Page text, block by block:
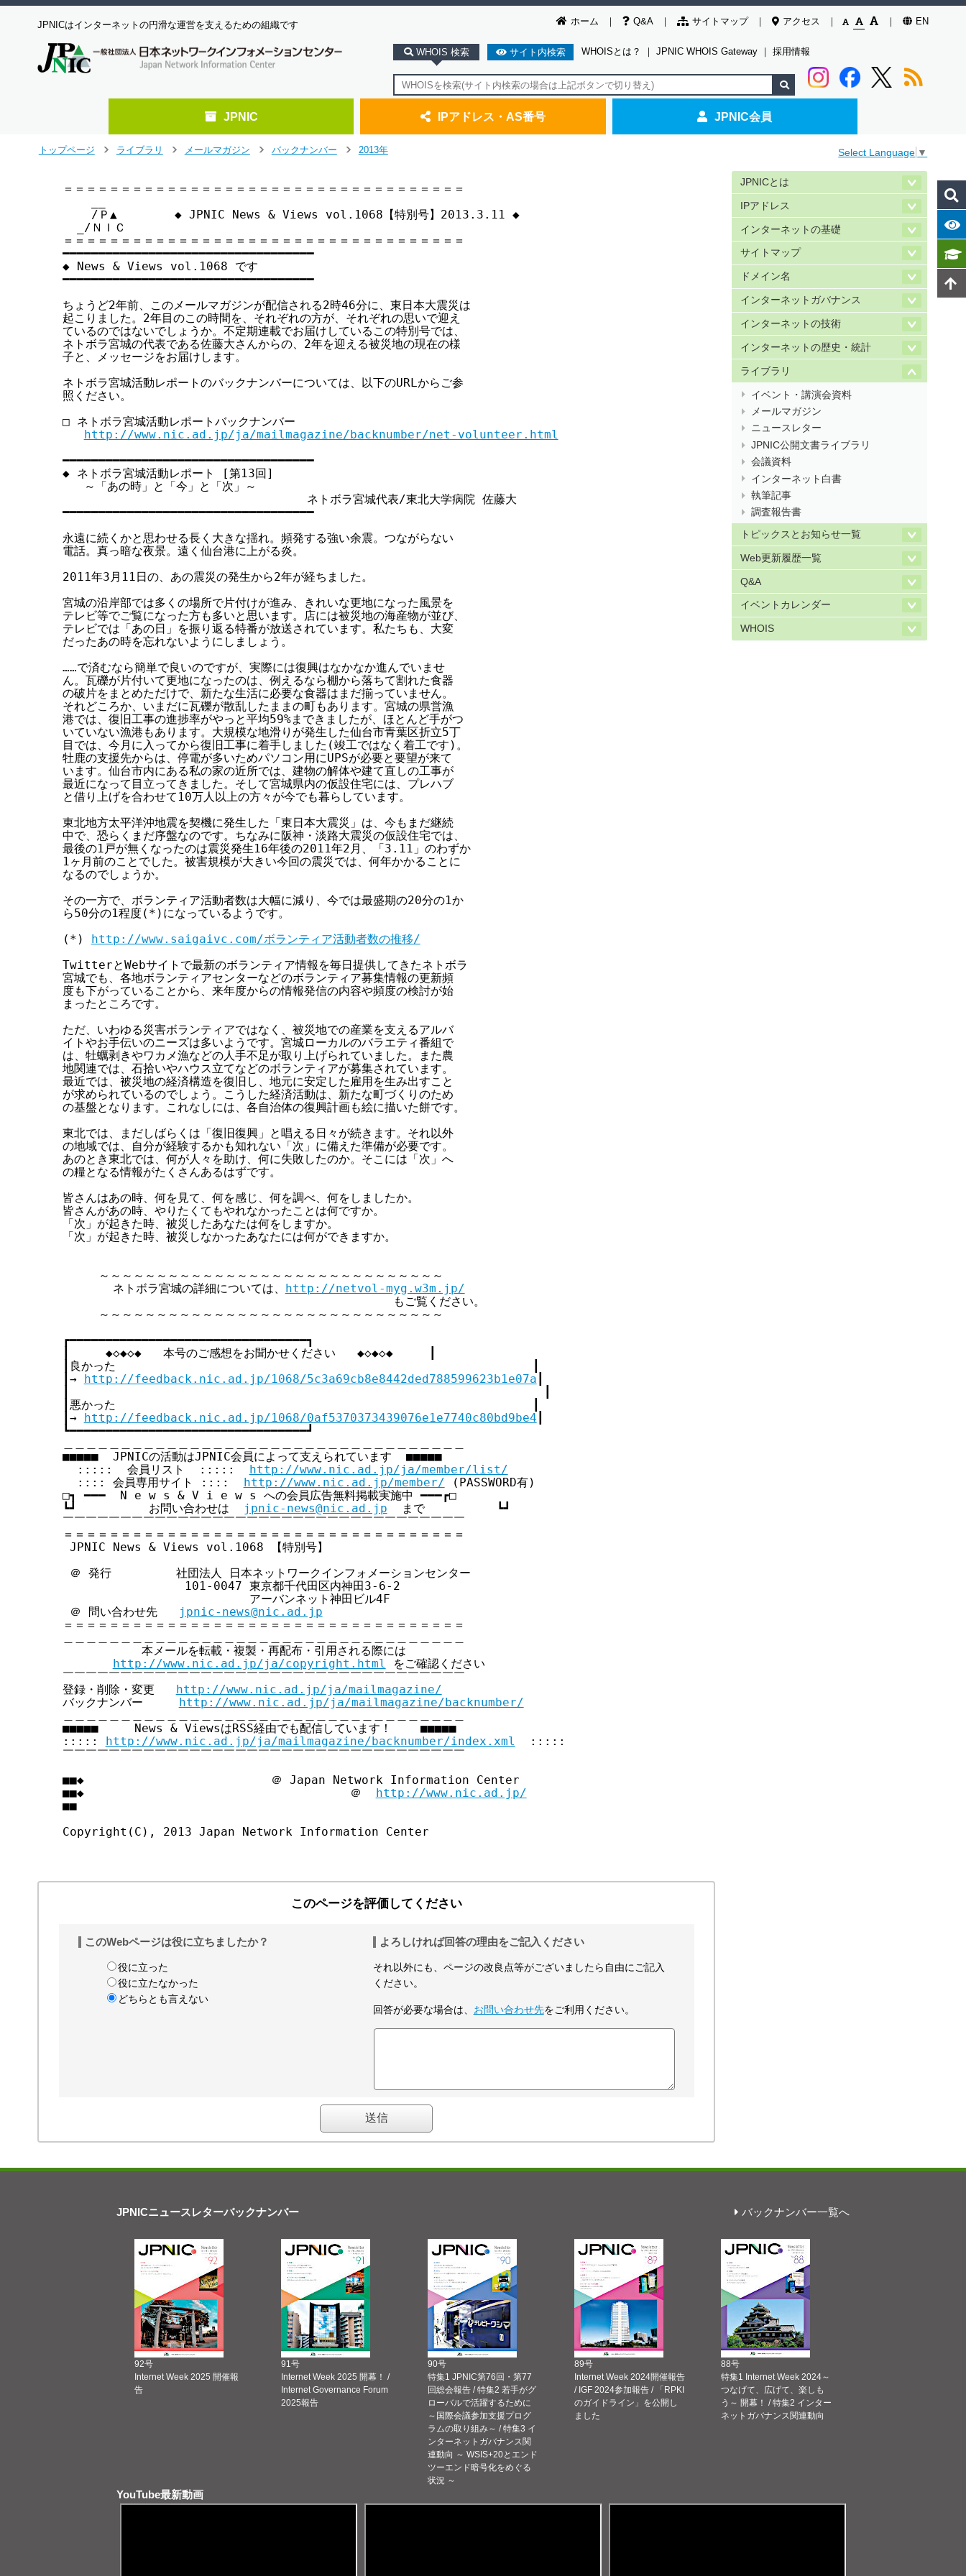
ホーム Q&A サイトマップ アクセス EN
JPNICはインターネットの円滑な運営を支えるための組織です
WHOIS 検索 サイト内検索 WHOISとは？ ｜ JPNIC WHOIS Gateway ｜ 採用情報
JPNIC IPアドレス・AS番号 JPNIC会員
トップページ
ライブラリ
メールマガジン
バックナンバー
2013年 Select Language ▼
＝＝＝＝＝＝＝＝＝＝＝＝＝＝＝＝＝＝＝＝＝＝＝＝＝＝＝＝＝＝＝＝＝＝＝
    /Ｐ▲        ◆ JPNIC News & Views vol.1068【特別号】2013.3.11 ◆
  _/ＮＩＣ
＝＝＝＝＝＝＝＝＝＝＝＝＝＝＝＝＝＝＝＝＝＝＝＝＝＝＝＝＝＝＝＝＝＝＝
━━━━━━━━━━━━━━━━━━━━━━━━━━━━━━━━━━━
◆ News & Views vol.1068 です
━━━━━━━━━━━━━━━━━━━━━━━━━━━━━━━━━━━
ちょうど2年前、このメールマガジンが配信される2時46分に、東日本大震災は
起こりました。2年目のこの時間を、それぞれの方が、それぞれの思いで迎え
ているのではないでしょうか。不定期連載でお届けしているこの特別号では、
ネトボラ宮城の代表である佐藤大さんからの、2年を迎える被災地の現在の様
子と、メッセージをお届けします。
ネトボラ宮城活動レポートのバックナンバーについては、以下のURLからご参
照ください。
□ ネトボラ宮城活動レポートバックナンバー
http://www.nic.ad.jp/ja/mailmagazine/backnumber/net-volunteer.html
━━━━━━━━━━━━━━━━━━━━━━━━━━━━━━━━━━━
◆ ネトボラ宮城活動レポート [第13回]
   ～「あの時」と「今」と「次」～
                                  ネトボラ宮城代表/東北大学病院 佐藤大
━━━━━━━━━━━━━━━━━━━━━━━━━━━━━━━━━━━
永遠に続くかと思わせる長く大きな揺れ。頻発する強い余震。つながらない
電話。真っ暗な夜景。遠く仙台港に上がる炎。
2011年3月11日の、あの震災の発生から2年が経ちました。
宮城の沿岸部では多くの場所で片付けが進み、きれいな更地になった風景を
テレビ等でご覧になった方も多いと思います。店には被災地の海産物が並び、
テレビでは「あの日」を振り返る特番が放送されています。私たちも、大変
だったあの時を忘れないようにしましょう。
……で済むなら簡単で良いのですが、実際には復興はなかなか進んでいませ
ん。瓦礫が片付いて更地になったのは、例えるなら棚から落ちて割れた食器
の破片をまとめただけで、新たな生活に必要な食器はまだ揃っていません。
それどころか、いまだに瓦礫が散乱したままの町もあります。宮城の県営漁
港では、復旧工事の進捗率がやっと平均59%まできましたが、ほとんど手がつ
いていない漁港もあります。大規模な地滑りが発生した仙台市青葉区折立5丁
目では、今月に入ってから復旧工事に着手しました(竣工ではなく着工です)。
牡鹿の支援先からは、停電が多いためパソコン用にUPSが必要と要望が来て
います。仙台市内にある私の家の近所では、建物の解体や建て直しの工事が
最近になって目立ってきました。そして宮城県内の仮設住宅には、プレハブ
と借り上げを合わせて10万人以上の方々が今でも暮らしています。
東北地方太平洋沖地震を契機に発生した「東日本大震災」は、今もまだ継続
中で、恐らくまだ序盤なのです。ちなみに阪神・淡路大震災の仮設住宅では、
最後の1戸が無くなったのは震災発生16年後の2011年2月、「3.11」のわずか
1ヶ月前のことでした。被害規模が大きい今回の震災では、何年かかることに
なるのでしょうか。
その一方で、ボランティア活動者数は大幅に減り、今では最盛期の20分の1か
ら50分の1程度(*)になっているようです。
(*) http://www.saigaivc.com/ボランティア活動者数の推移/
TwitterとWebサイトで最新のボランティア情報を毎日提供してきたネトボラ
宮城でも、各地ボランティアセンターなどのボランティア募集情報の更新頻
度も下がっていることから、来年度からの情報発信の内容や頻度の検討が始
まったところです。
ただ、いわゆる災害ボランティアではなく、被災地での産業を支えるアルバ
イトやお手伝いのニーズは多いようです。宮城ローカルのバラエティ番組で
は、牡蠣剥きやワカメ漁などの人手不足が取り上げられていました。また農
地関連では、石拾いやハウス立てなどのボランティアが募集されています。
最近では、被災地の経済構造を復旧し、地元に安定した雇用を生み出すこと
が求められているのでしょう。こうした経済活動は、新たな町づくりのため
の基盤となります。これなしには、各自治体の復興計画も絵に描いた餅です。
東北では、まだしばらくは「復旧復興」と唱える日々が続きます。それ以外
の地域では、自分が経験するかも知れない「次」に備えた準備が必要です。
あのとき東北では、何が人々を助け、何に失敗したのか。そこには「次」へ
の糧となる情報がたくさんあるはずです。
皆さんはあの時、何を見て、何を感じ、何を調べ、何をしましたか。
皆さんがあの時、やりたくてもやれなかったことは何ですか。
「次」が起きた時、被災したあなたは何をしますか。
「次」が起きた時、被災しなかったあなたには何ができますか。
     ～～～～～～～～～～～～～～～～～～～～～～～～～～～～～～
       ネトボラ宮城の詳細については、
http://netvol-myg.w3m.jp/
                                              もご覧ください。
     ～～～～～～～～～～～～～～～～～～～～～～～～～～～～～～
┏━━━━━━━━━━━━━━━━━━━━━━━━━━━━━━━━━┓
┃     ◆◇◆◇◆   本号のご感想をお聞かせください   ◆◇◆◇◆     ┃
┃良かった                                                          ┃
┃→ http://feedback.nic.ad.jp/1068/5c3a69cb8e8442ded788599623b1e07a
┃悪かった                                                          ┃
┃→ http://feedback.nic.ad.jp/1068/0af5370373439076e1e7740c80bd9be4
┗━━━━━━━━━━━━━━━━━━━━━━━━━━━━━━━━━┛
■■■■■  JPNICの活動はJPNIC会員によって支えられています  ■■■■■
  :::::  会員リスト  :::::
http://www.nic.ad.jp/ja/member/list/
  :::: 会員専用サイト ::::
http://www.nic.ad.jp/member/ (PASSWORD有)
□┓ ━━━  N e w s & V i e w s への会員広告無料掲載実施中 ━━━┏□
┗┛          お問い合わせは
jpnic-news@nic.ad.jp
  まで          ┗┛
￣￣￣￣￣￣￣￣￣￣￣￣￣￣￣￣￣￣￣￣￣￣￣￣￣￣￣￣￣￣￣￣￣￣￣
＝＝＝＝＝＝＝＝＝＝＝＝＝＝＝＝＝＝＝＝＝＝＝＝＝＝＝＝＝＝＝＝＝＝＝
JPNIC News & Views vol.1068 【特別号】
＠ 発行         社団法人 日本ネットワークインフォメーションセンター
                 101-0047 東京都千代田区内神田3-6-2
                          アーバンネット神田ビル4F
＠ 問い合わせ先
jpnic-news@nic.ad.jp
＝＝＝＝＝＝＝＝＝＝＝＝＝＝＝＝＝＝＝＝＝＝＝＝＝＝＝＝＝＝＝＝＝＝＝
           本メールを転載・複製・再配布・引用される際には
http://www.nic.ad.jp/ja/copyright.html をご確認ください
￣￣￣￣￣￣￣￣￣￣￣￣￣￣￣￣￣￣￣￣￣￣￣￣￣￣￣￣￣￣￣￣￣￣￣
登録・削除・変更 http://www.nic.ad.jp/ja/mailmagazine/
バックナンバー http://www.nic.ad.jp/ja/mailmagazine/backnumber/
■■■■■     News & ViewsはRSS経由でも配信しています！    ■■■■■
::::: http://www.nic.ad.jp/ja/mailmagazine/backnumber/index.xml
  :::::
￣￣￣￣￣￣￣￣￣￣￣￣￣￣￣￣￣￣￣￣￣￣￣￣￣￣￣￣￣￣￣￣￣￣￣
■■◆                          ＠ Japan Network Information Center
■■◆                                     ＠ http://www.nic.ad.jp/
■■
Copyright(C), 2013 Japan Network Information Center
JPNICとは
IPアドレス
インターネットの基礎
サイトマップ
ドメイン名
インターネットガバナンス
インターネットの技術
インターネットの歴史・統計
ライブラリ
イベント・講演会資料
メールマガジン
ニュースレター
JPNIC公開文書ライブラリ
会議資料
インターネット白書
執筆記事
調査報告書
トピックスとお知らせ一覧
Web更新履歴一覧
Q&A
イベントカレンダー
WHOIS
このページを評価してください
このWebページは役に立ちましたか？
役に立った
役に立たなかった
どちらとも言えない
よろしければ回答の理由をご記入ください
それ以外にも、ページの改良点等がございましたら自由にご記入
ください。
回答が必要な場合は、 お問い合わせ先をご利用ください。
JPNICニュースレターバックナンバー バックナンバー一覧へ
92号
Internet Week 2025 開催報
告
91号
Internet Week 2025 開幕！ /
Internet Governance Forum
2025報告
90号
特集1 JPNIC第76回・第77
回総会報告 / 特集2 若手がグ
ローバルで活躍するために
～国際会議参加支援プログ
ラムの取り組み～ / 特集3 イ
ンターネットガバナンス関
連動向 ～ WSIS+20とエンド
ツーエンド暗号化をめぐる
状況 ～
89号
Internet Week 2024開催報告
/ IGF 2024参加報告 / 「RPKI
のガイドライン」を公開し
ました
88号
特集1 Internet Week 2024～
つなげて、広げて、楽しも
う～ 開幕！ / 特集2 インター
ネットガバナンス関連動向
YouTube最新動画